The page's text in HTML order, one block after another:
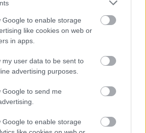
Google to enable storage
like cookies on web or
in apps.
my user data to be sent to
advertising purposes.
Google to send me
Google to enable storage
a gombra klikkletem felugrott
nem akart csatolni allomanyt? a
emlitve hogy csatolok egy filet.
- life is just a ride
(törölt)